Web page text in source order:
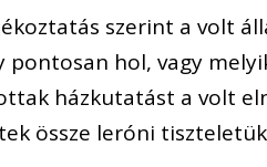
szerint a volt
pontosan hol, vagy
házkutatást a volt
össze leróni